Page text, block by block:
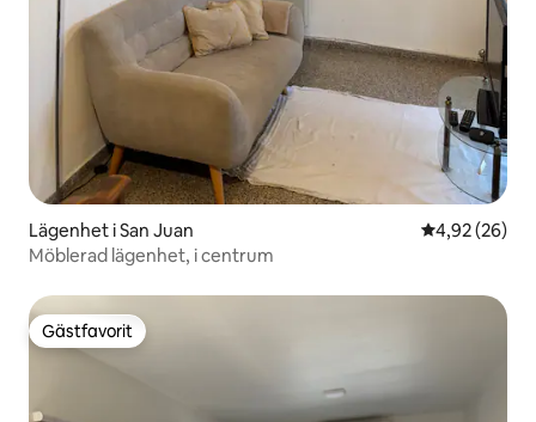
Lägenhet i San Juan 4,92 av 5 i
4,92 (26)
Möblerad lägenhet, i centrum
Gästfavorit
Gästfavorit